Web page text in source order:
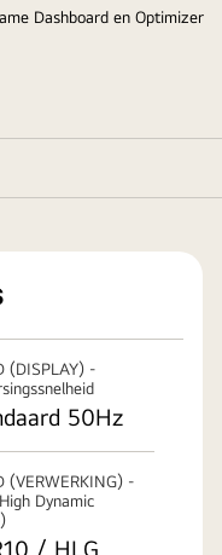
Dashboard en Optimizer
(DISPLAY) -
50Hz
(VERWERKING) -
Dynamic
/ HLG